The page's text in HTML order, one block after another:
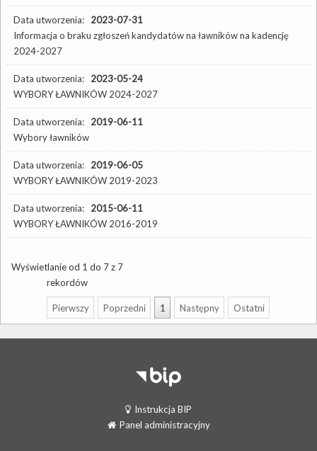
Data utworzenia: 2023-07-31
Informacja o braku zgłoszeń kandydatów na ławników na kadencję
2024-2027
Data utworzenia: 2023-05-24
WYBORY ŁAWNIKÓW 2024-2027
Data utworzenia: 2019-06-11
Wybory ławników
Data utworzenia: 2019-06-05
WYBORY ŁAWNIKÓW 2019-2023
Data utworzenia: 2015-06-11
WYBORY ŁAWNIKÓW 2016-2019
Wyświetlanie od 1 do 7 z 7
rekordów
Pierwszy Poprzedni 1 Następny Ostatni
Instrukcja BIP
Panel administracyjny